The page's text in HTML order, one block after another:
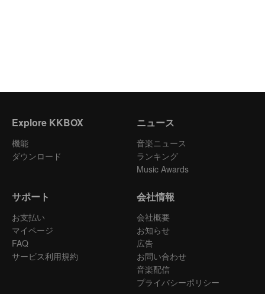
Explore KKBOX
機能
ダウンロード
ニュース
音楽ニュース
ランキング
Music Awards
サポート
お支払い
マイページ
FAQ
サービス利用規約
会社情報
会社概要
お知らせ
広告
お問い合わせ
音楽配信
プライバシーポリシー